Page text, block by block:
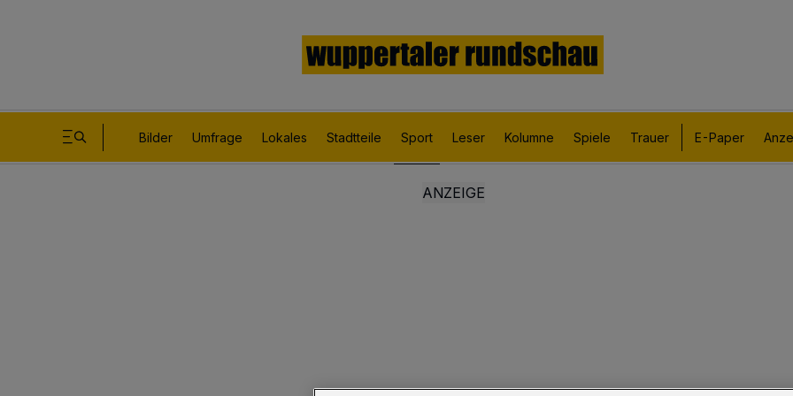
Bilder Umfrage Lokales Stadtteile Sport Leser Kolumne Spiele Trauer E-Paper